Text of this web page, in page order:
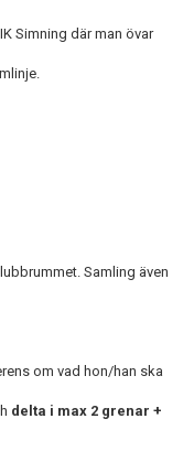
Simning där man övar
Samling även
om vad hon/han ska
delta i max 2 grenar +